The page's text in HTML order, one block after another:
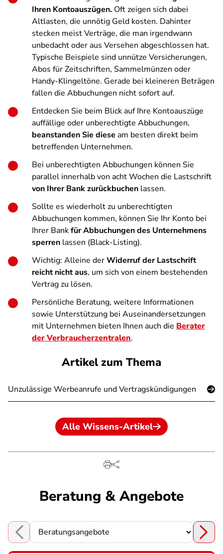
Ihren Kontoauszügen. Oft zeigen sich dabei
Altlasten, die unnötig Geld kosten. Dahinter
stecken meist Verträge, die man irgendwann
unbedacht oder aus Versehen abgeschlossen hat.
Typische Beispiele sind unnütze Versicherungen,
Abos für Zeitschriften, Sammelmünzen oder
Handy-Klingeltöne. Gerade bei kleineren Beträgen
fallen die Abbuchungen nicht sofort auf.
Entdecken Sie beim Blick auf Ihre Kontoauszüge
auffällige oder unberechtigte Abbuchungen,
beanstanden Sie diese am besten direkt beim
betreffenden Unternehmen.
Bei unberechtigten Abbuchungen können Sie
parallel innerhalb von acht Wochen die Lastschrift
von Ihrer Bank zurückbuchen lassen.
Sollte es wiederholt zu unberechtigten
Abbuchungen kommen, können Sie Ihr Konto bei
Ihrer Bankfür Abbuchungen des Unternehmens
sperren lassen (Black-Listing).
Wichtig: Alleine derWiderruf der Lastschrift
reicht nicht aus, um sich von einem bestehenden
Vertrag zu lösen.
Persönliche Beratung, weitere Informationen
sowie Unterstützung bei Auseinandersetzungen
mit Unternehmen bieten Ihnen auch die Berater
der Verbraucherzentralen.
Artikel zum Thema
Unzulässige Werbeanrufe und Vertragskündigungen
Alle Wissens-Artikel
Beratung & Angebote
Choose a section